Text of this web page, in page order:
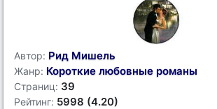
Автор: Рид Мишель
Жанр: Короткие любовные романы
Страниц: 39
Рейтинг: 5998 (4.20)